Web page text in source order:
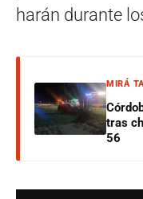
harán durante
MIRÁ
tras
56